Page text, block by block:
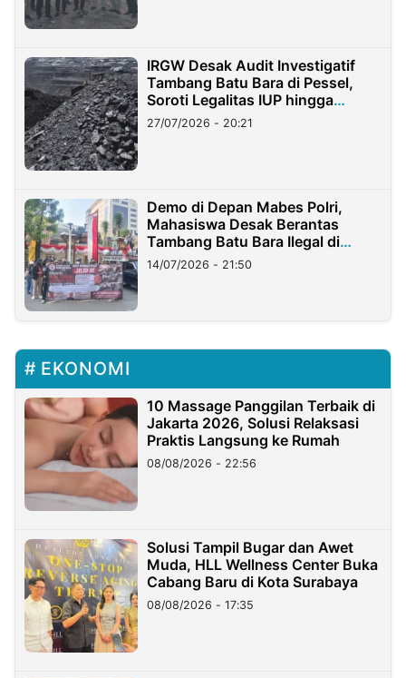
IRGW Desak Audit Investigatif
Tambang Batu Bara di Pessel,
Soroti Legalitas IUP hingga
Stockpile
27/07/2026 - 20:21
Demo di Depan Mabes Polri,
Mahasiswa Desak Berantas
Tambang Batu Bara Ilegal di
Lampung
14/07/2026 - 21:50
EKONOMI
10 Massage Panggilan Terbaik di
Jakarta 2026, Solusi Relaksasi
Praktis Langsung ke Rumah
08/08/2026 - 22:56
Solusi Tampil Bugar dan Awet
Muda, HLL Wellness Center Buka
Cabang Baru di Kota Surabaya
08/08/2026 - 17:35